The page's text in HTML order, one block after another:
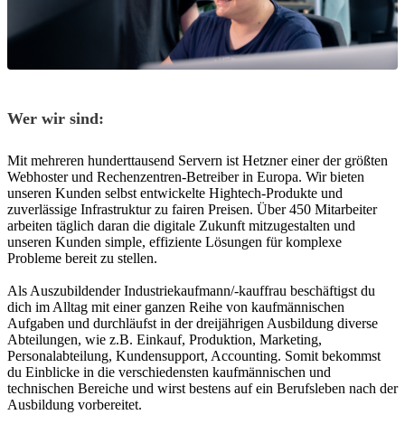
Wer wir sind:
Mit mehreren hunderttausend Servern ist Hetzner einer der größten
Webhoster und Rechenzentren-Betreiber in Europa. Wir bieten
unseren Kunden selbst entwickelte Hightech-Produkte und
zuverlässige Infrastruktur zu fairen Preisen. Über 450 Mitarbeiter
arbeiten täglich daran die digitale Zukunft mitzugestalten und
unseren Kunden simple, effiziente Lösungen für komplexe
Probleme bereit zu stellen.
Als Auszubildender Industriekaufmann/-kauffrau beschäftigst du
dich im Alltag mit einer ganzen Reihe von kaufmännischen
Aufgaben und durchläufst in der dreijährigen Ausbildung diverse
Abteilungen, wie z.B. Einkauf, Produktion, Marketing,
Personalabteilung, Kundensupport, Accounting. Somit bekommst
du Einblicke in die verschiedensten kaufmännischen und
technischen Bereiche und wirst bestens auf ein Berufsleben nach der
Ausbildung vorbereitet.